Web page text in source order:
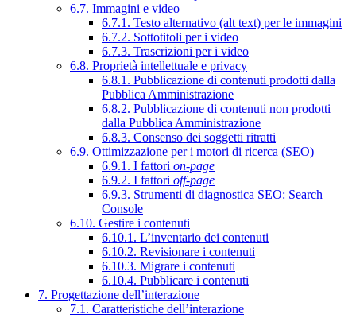
6.7. Immagini e video
6.7.1. Testo alternativo (alt text) per le immagini
6.7.2. Sottotitoli per i video
6.7.3. Trascrizioni per i video
6.8. Proprietà intellettuale e privacy
6.8.1. Pubblicazione di contenuti prodotti dalla
Pubblica Amministrazione
6.8.2. Pubblicazione di contenuti non prodotti
dalla Pubblica Amministrazione
6.8.3. Consenso dei soggetti ritratti
6.9. Ottimizzazione per i motori di ricerca (SEO)
6.9.1. I fattori on-page
6.9.2. I fattori off-page
6.9.3. Strumenti di diagnostica SEO: Search
Console
6.10. Gestire i contenuti
6.10.1. L’inventario dei contenuti
6.10.2. Revisionare i contenuti
6.10.3. Migrare i contenuti
6.10.4. Pubblicare i contenuti
7. Progettazione dell’interazione
7.1. Caratteristiche dell’interazione